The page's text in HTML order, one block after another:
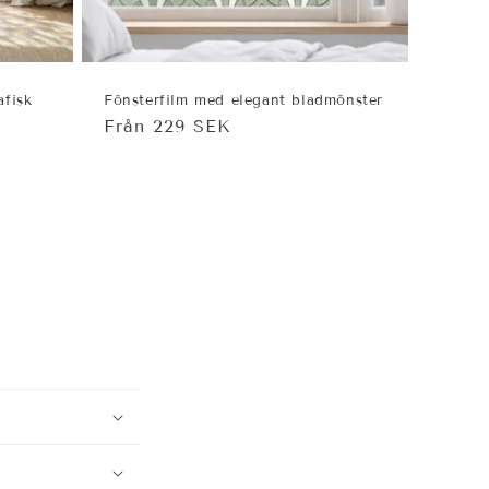
Fönsterfilm med elegant bladmönster
Ordinarie
Från 229 SEK